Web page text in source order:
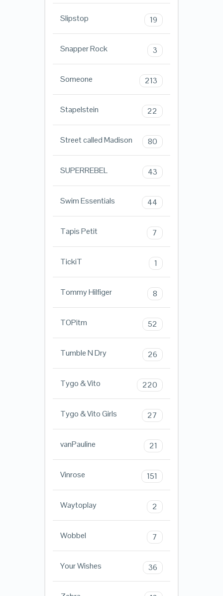
Slipstop 19
Snapper Rock 3
Someone 213
Stapelstein 22
Street called Madison 80
SUPERREBEL 43
Swim Essentials 44
Tapis Petit 7
TickiT 1
Tommy Hilfiger 8
TOPitm 52
Tumble N Dry 26
Tygo & Vito 220
Tygo & Vito Girls 27
vanPauline 21
Vinrose 151
Waytoplay 2
Wobbel 7
Your Wishes 36